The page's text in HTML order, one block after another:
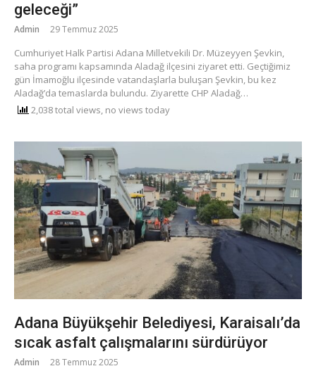
geleceği”
Admin 29 Temmuz 2025
Cumhuriyet Halk Partisi Adana Milletvekili Dr. Müzeyyen Şevkin,
saha programı kapsamında Aladağ ilçesini ziyaret etti. Geçtiğimiz
gün İmamoğlu ilçesinde vatandaşlarla buluşan Şevkin, bu kez
Aladağ’da temaslarda bulundu. Ziyarette CHP Aladağ…
2,038 total views, no views today
Adana Büyükşehir Belediyesi, Karaisalı’da
sıcak asfalt çalışmalarını sürdürüyor
Admin 28 Temmuz 2025